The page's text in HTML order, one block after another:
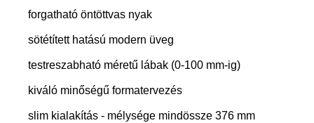
forgatható öntöttvas nyak
sötétített hatású modern üveg
testreszabható méretű lábak (0-100 mm-ig)
kiváló minőségű formatervezés
slim kialakítás - mélysége mindössze 376 mm